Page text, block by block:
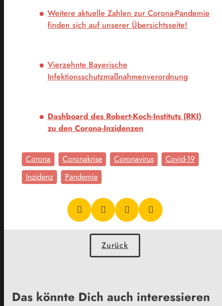
Weitere aktuelle Zahlen zur Corona-Pandemie
finden sich auf unserer Übersichtsseite!
Vierzehnte Bayerische
Infektionsschutzmaßnahmenverordnung
Dashboard des Robert-Koch-Instituts (RKI)
zu den Corona-Inzidenzen
Corona Coronakrise Coronavirus
Covid-19
Inzidenz
Pandemie
Zurück
Das könnte Dich auch interessieren